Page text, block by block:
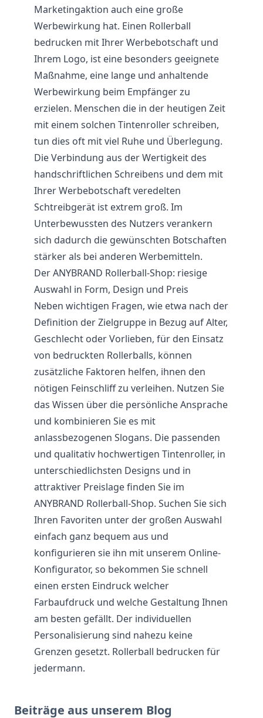
Marketingaktion auch eine große
Werbewirkung hat. Einen Rollerball
bedrucken mit Ihrer Werbebotschaft und
Ihrem Logo, ist eine besonders geeignete
Maßnahme, eine lange und anhaltende
Werbewirkung beim Empfänger zu
erzielen. Menschen die in der heutigen Zeit
mit einem solchen Tintenroller schreiben,
tun dies oft mit viel Ruhe und Überlegung.
Die Verbindung aus der Wertigkeit des
handschriftlichen Schreibens und dem mit
Ihrer Werbebotschaft veredelten
Schtreibgerät ist extrem groß. Im
Unterbewussten des Nutzers verankern
sich dadurch die gewünschten Botschaften
stärker als bei anderen Werbemitteln.
Der ANYBRAND Rollerball-Shop: riesige
Auswahl in Form, Design und Preis
Neben wichtigen Fragen, wie etwa nach der
Definition der Zielgruppe in Bezug auf Alter,
Geschlecht oder Vorlieben, für den Einsatz
von bedruckten Rollerballs, können
zusätzliche Faktoren helfen, ihnen den
nötigen Feinschliff zu verleihen. Nutzen Sie
das Wissen über die persönliche Ansprache
und kombinieren Sie es mit
anlassbezogenen Slogans. Die passenden
und qualitativ hochwertigen Tintenroller, in
unterschiedlichsten Designs und in
attraktiver Preislage finden Sie im
ANYBRAND Rollerball-Shop. Suchen Sie sich
Ihren Favoriten unter der großen Auswahl
einfach ganz bequem aus und
konfigurieren sie ihn mit unserem Online-
Konfigurator, so bekommen Sie schnell
einen ersten Eindruck welcher
Farbaufdruck und welche Gestaltung Ihnen
am besten gefällt. Der individuellen
Personalisierung sind nahezu keine
Grenzen gesetzt. Rollerball bedrucken für
jedermann.
Beiträge aus unserem Blog